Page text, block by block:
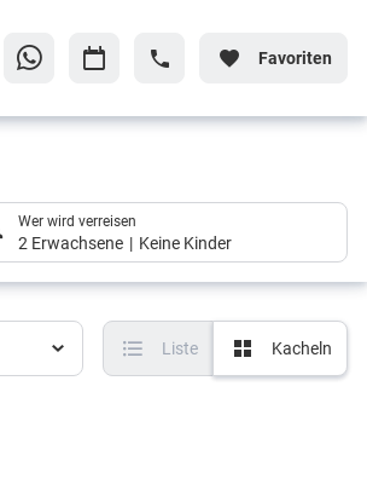
Favoriten
Wer wird verreisen
2 Erwachsene Keine Kinder
Liste Kacheln